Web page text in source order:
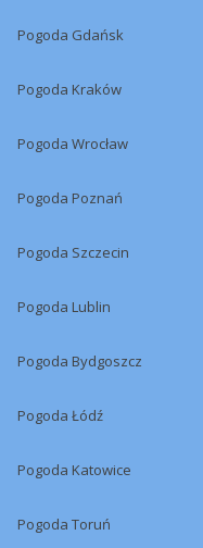
Pogoda Gdańsk
Pogoda Kraków
Pogoda Wrocław
Pogoda Poznań
Pogoda Szczecin
Pogoda Lublin
Pogoda Bydgoszcz
Pogoda Łódź
Pogoda Katowice
Pogoda Toruń